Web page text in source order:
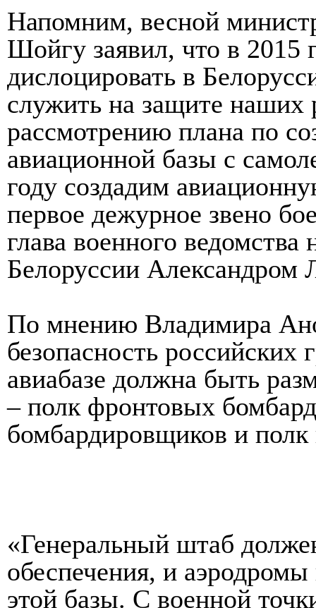
Напомним, весной
Шойгу заявил, что в 2015
дислоцировать в
служить на защите
рассмотрению плана по
авиационной базы с
году создадим
первое дежурное звено
глава военного ведомства
Белоруссии Александром
По мнению Владимира
безопасность российских
авиабазе должна быть
– полк фронтовых
бомбардировщиков и полк
«Генеральный штаб
обеспечения, и аэродромы
этой базы. С военной